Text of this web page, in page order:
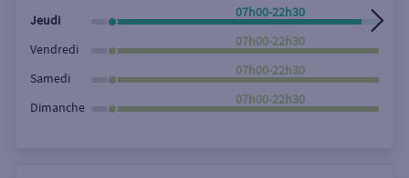
Jeudi
07h00-22h30
Vendredi
07h00-22h30
Samedi
07h00-22h30
Dimanche
07h00-22h30